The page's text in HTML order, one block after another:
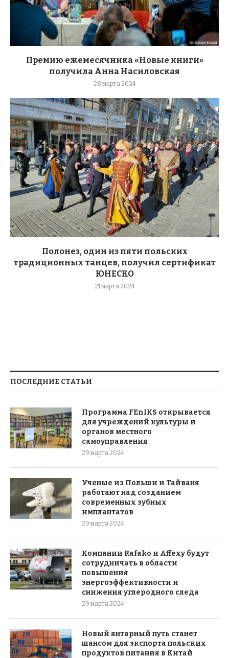
Премию ежемесячника «Новые книги»
получила Анна Насиловская
28 марта 2024
Полонез, один из пяти польских
традиционных танцев, получил сертификат
ЮНЕСКО
21 марта 2024
ПОСЛЕДНИЕ СТАТЬИ
Программа FEnIKS открывается
для учреждений культуры и
органов местного
самоуправления
29 марта 2024
Ученые из Польши и Тайваня
работают над созданием
современных зубных
имплантатов
29 марта 2024
Компании Rafako и Affexy будут
сотрудничать в области
повышения
энергоэффективности и
снижения углеродного следа
29 марта 2024
Новый янтарный путь станет
шансом для экспорта польских
продуктов питания в Китай